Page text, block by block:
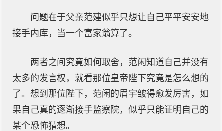
问题在于父亲范建似乎只想让自己平平安安地
接手内库，当一个富家翁算了。
两者之间究竟如何取舍，范闲知道自己并没有
太多的发言权，就看那位皇帝陛下究竟是怎么想的
了。想到那位陛下，范闲的眉宇皱得愈发厉害，如
果自己真的逐渐接手监察院，似乎只能证明自己的
某个恐怖猜想。